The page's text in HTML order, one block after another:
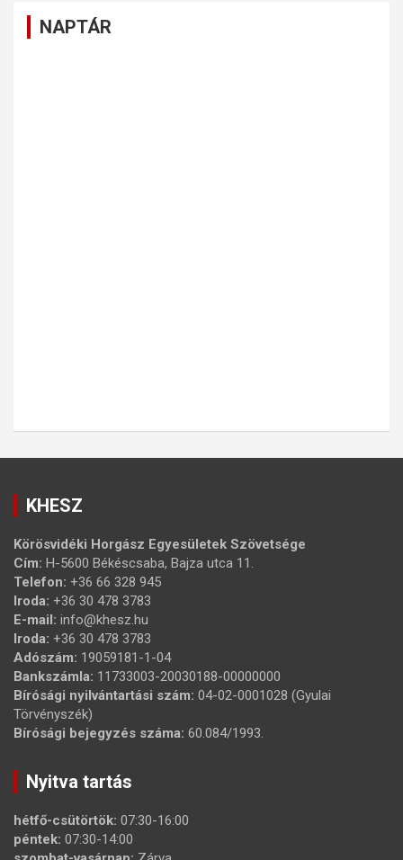
NAPTÁR
KHESZ
Körösvidéki Horgász Egyesületek Szövetsége
Cím: H-5600 Békéscsaba, Bajza utca 11.
Telefon: +36 66 328 945
Iroda: +36 30 478 3783
E-mail: info@khesz.hu
Iroda: +36 30 478 3783
Adószám: 19059181-1-04
Bankszámla: 11733003-20030188-00000000
Bírósági nyilvántartási szám: 04-02-0001028 (Gyulai
Törvényszék)
Bírósági bejegyzés száma: 60.084/1993.
Nyitva tartás
hétfő-csütörtök: 07:30-16:00
péntek: 07:30-14:00